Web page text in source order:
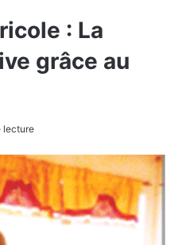
: La
grâce au
lecture